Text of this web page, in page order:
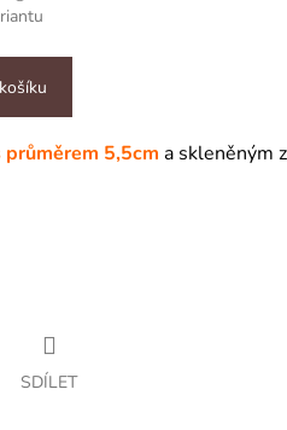
průměrem 5,5cm a skleněným
SDÍLET